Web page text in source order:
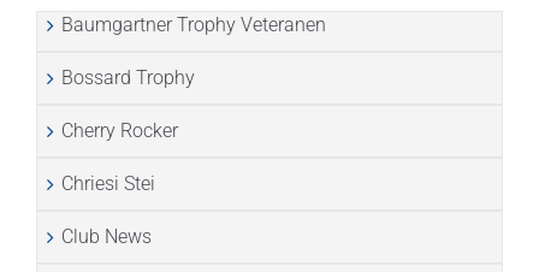
Baumgartner Trophy Veteranen
Bossard Trophy
Cherry Rocker
Chriesi Stei
Club News